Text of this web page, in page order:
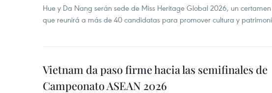
Hue y Da Nang serán sede de Miss Heritage Global 2026, un
que reunirá a más de 40 candidatas para promover cultura y
Vietnam da paso firme hacia las semifinales de
Campeonato ASEAN 2026